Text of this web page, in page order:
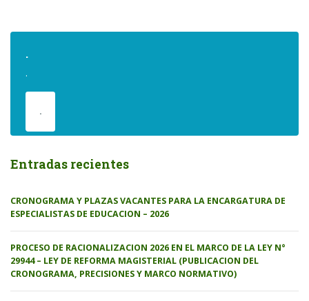
.
.
.
Entradas recientes
CRONOGRAMA Y PLAZAS VACANTES PARA LA ENCARGATURA DE
ESPECIALISTAS DE EDUCACION – 2026
PROCESO DE RACIONALIZACION 2026 EN EL MARCO DE LA LEY N°
29944 – LEY DE REFORMA MAGISTERIAL (PUBLICACION DEL
CRONOGRAMA, PRECISIONES Y MARCO NORMATIVO)